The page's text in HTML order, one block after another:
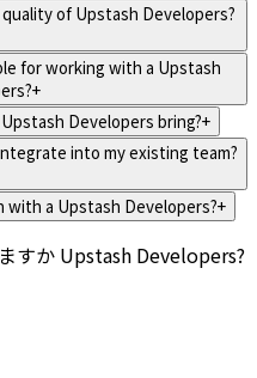
of Upstash Developers?
for working with a Upstash
+
Developers bring?+
into my existing team?
with a Upstash Developers?+
すか Upstash Developers?